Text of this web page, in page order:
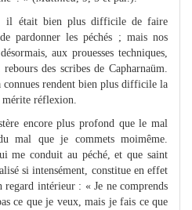
il était bien plus difficile de faire
pardonner les péchés ; mais nos
aux prouesses techniques,
des scribes de Capharnaüm.
connues rendent bien plus difficile la
réflexion.
encore plus profond que le mal
mal que je commets moimême.
me conduit au péché, et que saint
si intensément, constitue en effet
intérieur : « Je ne comprends
ce que je veux, mais je fais ce que